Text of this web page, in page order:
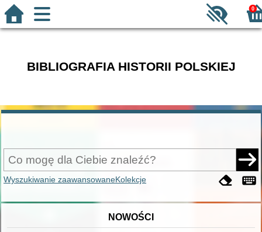
0
BIBLIOGRAFIA HISTORII POLSKIEJ
Wyszukiwanie zaawansowaneKolekcje
NOWOŚCI